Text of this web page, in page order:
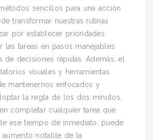
sencillos para una acción
transformar nuestras rutinas
por establecer prioridades
las tareas en pasos manejables
de decisiones rápidas. Además, el
visuales y herramientas
mantenernos enfocados y
la regla de los dos minutos,
completar cualquier tarea que
ese tiempo de inmediato, puede
aumento notable de la